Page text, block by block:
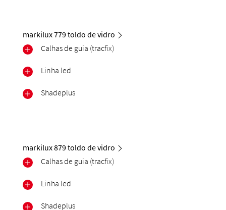
markilux 779 toldo de vidro
Calhas de guia (tracfix)
Linha led
Shadeplus
markilux 879 toldo de vidro
Calhas de guia (tracfix)
Linha led
Shadeplus